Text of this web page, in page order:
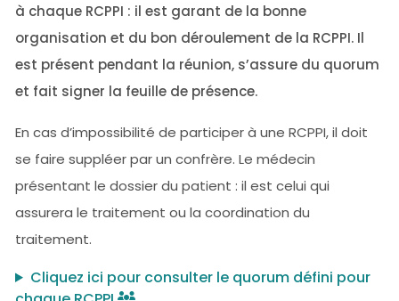
à chaque RCPPI : il est garant de la bonne
organisation et du bon déroulement de la RCPPI. Il
est présent pendant la réunion, s’assure du quorum
et fait signer la feuille de présence.
En cas d’impossibilité de participer à une RCPPI, il doit
se faire suppléer par un confrère. Le médecin
présentant le dossier du patient : il est celui qui
assurera le traitement ou la coordination du
traitement.
Cliquez ici pour consulter le quorum défini pour